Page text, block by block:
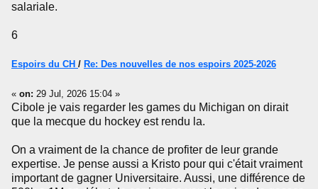
salariale.
6
Espoirs du CH / Re: Des nouvelles de nos espoirs 2025-2026
« on: 29 Jul, 2026 15:04 »
Cibole je vais regarder les games du Michigan on dirait
que la mecque du hockey est rendu la.
On a vraiment de la chance de profiter de leur grande
expertise. Je pense aussi a Kristo pour qui c'était vraiment
important de gagner Universitaire. Aussi, une différence de